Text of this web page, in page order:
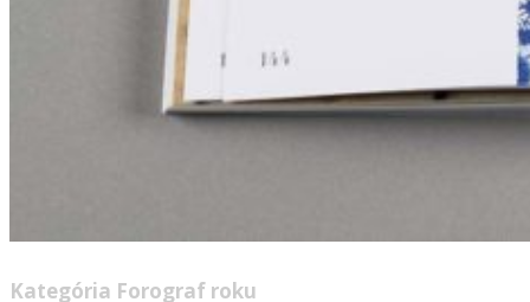
Kategória Forograf roku